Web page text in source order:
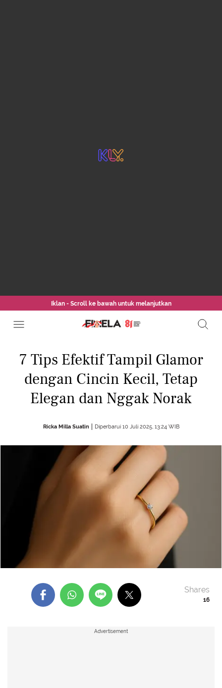
Iklan - Scroll ke bawah untuk melanjutkan
7 Tips Efektif Tampil Glamor
dengan Cincin Kecil, Tetap
Elegan dan Nggak Norak
Ricka Milla Suatin Diperbarui 10 Juli 2025, 13:24 WIB
16
Shares
Advertisement